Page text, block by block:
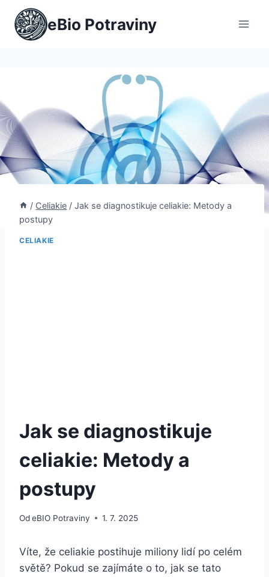
Přeskočit
obsah
eBio Potraviny
/ Celiakie / Jak se diagnostikuje celiakie: Metody a
postupy
CELIAKIE
Jak se diagnostikuje
celiakie: Metody a
postupy
OdeBIO Potraviny 1. 7. 2025
Víte, že celiakie postihuje miliony lidí po celém
světě? Pokud se zajímáte o to, jak se tato